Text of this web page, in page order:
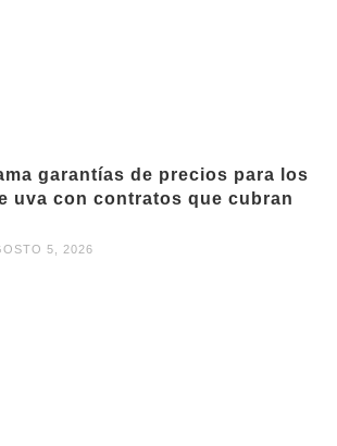
garantías de precios para los
uva con contratos que cubran
5, 2026